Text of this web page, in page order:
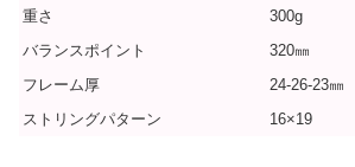
重さ
300g
バランスポイント
320㎜
フレーム厚
24-26-23㎜
ストリングパターン
16×19